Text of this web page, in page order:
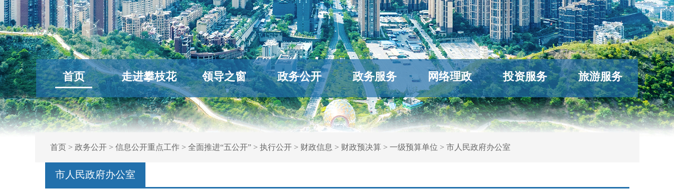
首页 走进攀枝花 领导之窗 政务公开 政务服务 网络理政 投资服务 旅游服务
首页> 政务公开> 信息公开重点工作> 全面推进“五公开”> 执行公开> 财政信息 > 财政预决算> 一级预算单位 > 市人民政府办公室
市人民政府办公室